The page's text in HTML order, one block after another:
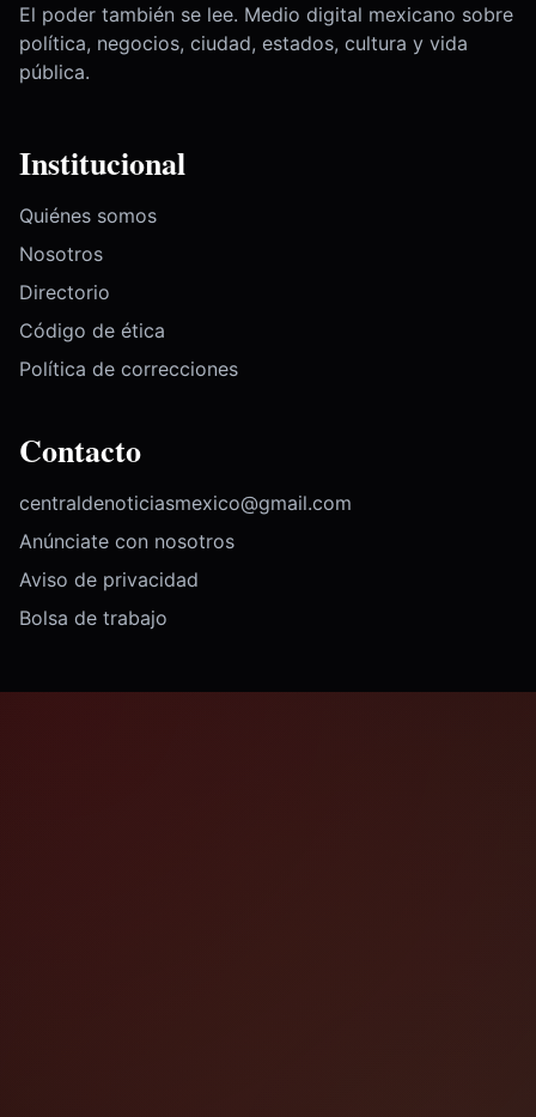
El poder también se lee. Medio digital mexicano sobre
política, negocios, ciudad, estados, cultura y vida
pública.
Institucional
Quiénes somos
Nosotros
Directorio
Código de ética
Política de correcciones
Contacto
centraldenoticiasmexico@gmail.com
Anúnciate con nosotros
Aviso de privacidad
Bolsa de trabajo